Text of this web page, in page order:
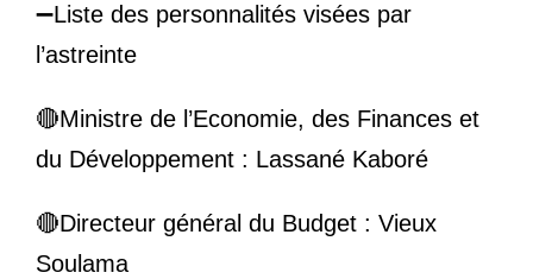
➖Liste des personnalités visées par
l’astreinte
🔴Ministre de l’Economie, des Finances et
du Développement : Lassané Kaboré
🔴Directeur général du Budget : Vieux
Soulama